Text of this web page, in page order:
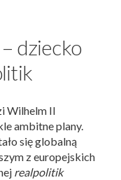
dziecko
Wilhelm II
ambitne plany.
się globalną
z europejskich
realpolitik